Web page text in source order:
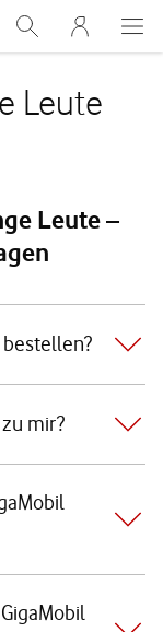
Suche MeinVodafone
Leute
Leute –
bestellen?
mir?